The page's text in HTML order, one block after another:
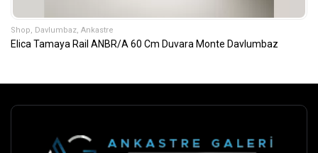
Shop, Davlumbaz, Ankastre
Elica Tamaya Rail ANBR/A 60 Cm Duvara Monte Davlumbaz